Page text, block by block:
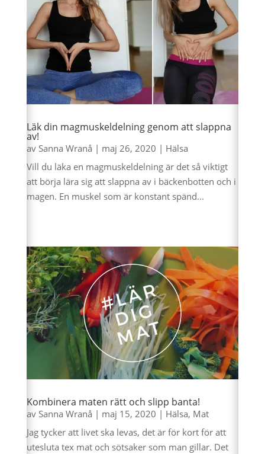
Läk din magmuskeldelning genom att slappna
av!
av Sanna Wranå | maj 26, 2020 | Hälsa
Vill du läka en magmuskeldelning är det så viktigt
att börja lära sig att slappna av i bäckenbotten och i
magen. En muskel som är konstant spänd...
Kombinera maten rätt och slipp banta!
av Sanna Wranå | maj 15, 2020 | Hälsa, Mat
Jag tycker att livet ska levas, det är för kort för att
utesluta tex mat och sötsaker som man gillar. Det